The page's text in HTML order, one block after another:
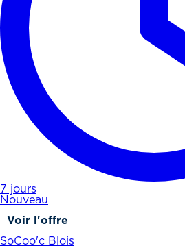
7 jours
Nouveau
Voir l'offre
SoCoo'c Blois